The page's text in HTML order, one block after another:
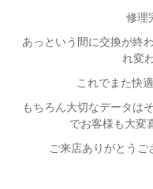
修理
あっという間に交換が終
れ変
これでまた快
もちろん大切なデータは
でお客様も大
ご来店ありがとう